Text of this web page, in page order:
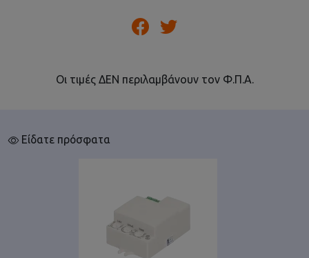
Οι τιμές ΔΕΝ περιλαμβάνουν τον Φ.Π.Α.
Είδατε πρόσφατα